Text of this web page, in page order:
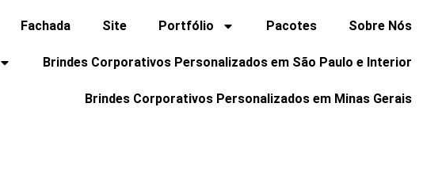
Fachada Site Portfólio Pacotes Sobre Nós
Brindes Corporativos Personalizados em São Paulo e Interior
Brindes Corporativos Personalizados em Minas Gerais